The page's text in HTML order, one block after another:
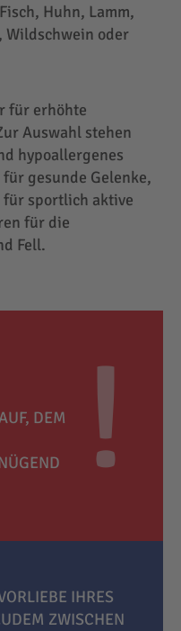
Huhn, Lamm,
Wildschwein oder
für erhöhte
Auswahl stehen
hypoallergenes
gesunde Gelenke,
sportlich aktive
für die
Fell.
DEM
IHRES
ZWISCHEN